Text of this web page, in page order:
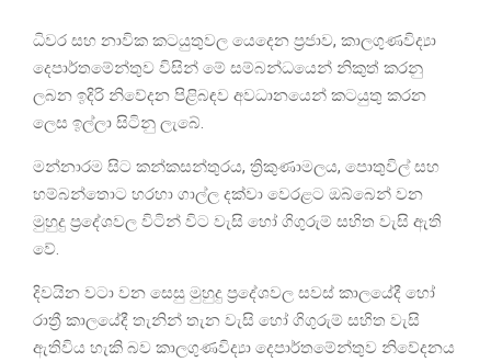
ධිවර සහ නාවික කටයුතුවල යෙදෙන ප්‍රජාව, කාලගුණවිද්‍යා
දෙපාර්තමේන්තුව විසින් මේ සම්බන්ධයෙන් නිකුත් කරනු
ලබන ඉදිරි නිවේදන පිළිබඳව අවධානයෙන් කටයුතු කරන
ලෙස ඉල්ලා සිටිනු ලැබේ.
මන්නාරම සිට කන්කසන්තුරය, ත්‍රිකුණාමලය, පොතුවිල් සහ
හම්බන්තොට හරහා ගාල්ල දක්වා වෙරළට ඔබ්බෙන් වන
මුහුදු ප්‍රදේශවල විටින් විට වැසි හෝ ගිගුරුම් සහිත වැසි ඇති
වේ.
දිවයින වටා වන සෙසු මුහුදු ප්‍රදේශවල සවස් කාලයේදී හෝ
රාත්‍රී කාලයේදී තැනින් තැන වැසි හෝ ගිගුරුම් සහිත වැසි
ඇතිවිය හැකි බව කාලගුණවිද්‍යා දෙපාර්තමේන්තුව නිවේදනය